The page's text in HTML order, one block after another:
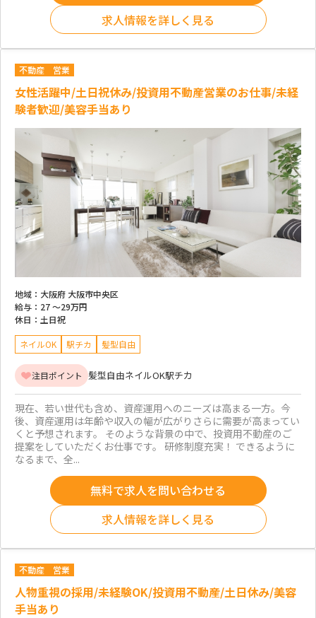
求人情報を詳しく見る
不動産 営業
女性活躍中/土日祝休み/投資用不動産営業のお仕事/未経
験者歓迎/美容手当あり
地域： 大阪府 大阪市中央区
給与： 27 ～29万円
休日： 土日祝
ネイルOK 駅チカ 髪型自由
注目ポイント 髪型自由ネイルOK駅チカ
現在、若い世代も含め、資産運用へのニーズは高まる一方。今
後、資産運用は年齢や収入の幅が広がりさらに需要が高まってい
くと予想されます。 そのような背景の中で、投資用不動産のご
提案をしていただくお仕事です。 研修制度充実！ できるように
なるまで、全...
無料で求人を問い合わせる
求人情報を詳しく見る
不動産 営業
人物重視の採用/未経験OK/投資用不動産/土日休み/美容
手当あり